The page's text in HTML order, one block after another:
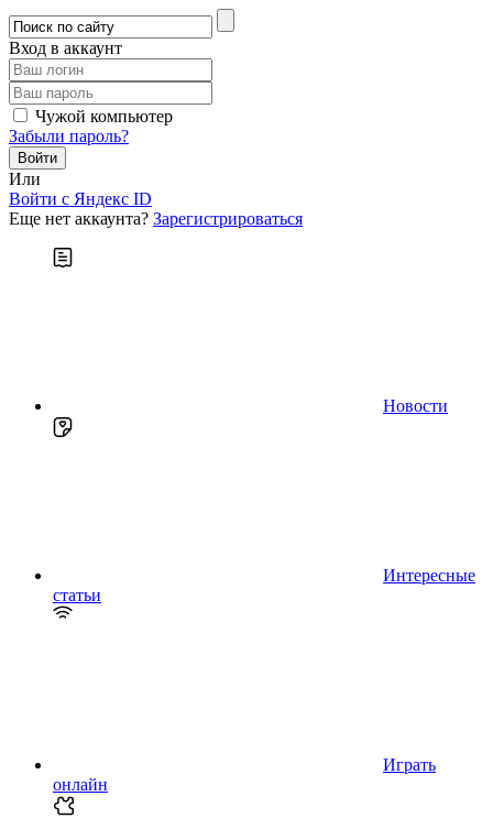
Вход в аккаунт
Чужой компьютер
Забыли пароль?
Или
Войти c Яндекс ID
Еще нет аккаунта? Зарегистрироваться
Новости
Интересные
статьи
Играть
онлайн